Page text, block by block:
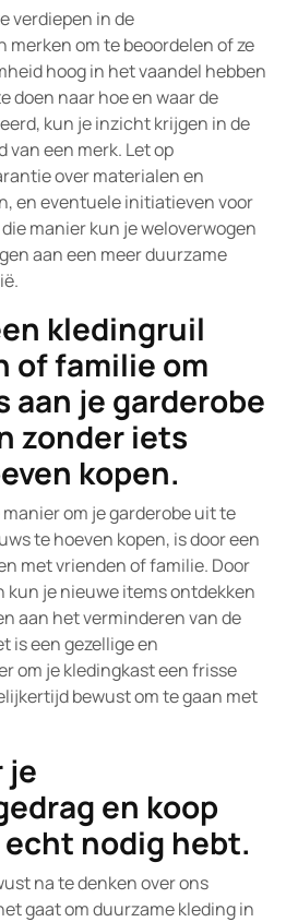
verdiepen in de
om te beoordelen of ze
hoog in het vaandel hebben
doen naar hoe en waar de
kun je inzicht krijgen in de
van een merk. Let op
over materialen en
en eventuele initiatieven voor
manier kun je weloverwogen
aan een meer duurzame
kledingruil
of familie om
aan je garderobe
zonder iets
kopen.
om je garderobe uit te
te hoeven kopen, is door een
met vrienden of familie. Door
je nieuwe items ontdekken
aan het verminderen van de
is een gezellige en
om je kledingkast een frisse
bewust om te gaan met
je
en koop
nodig hebt.
na te denken over ons
gaat om duurzame kleding in